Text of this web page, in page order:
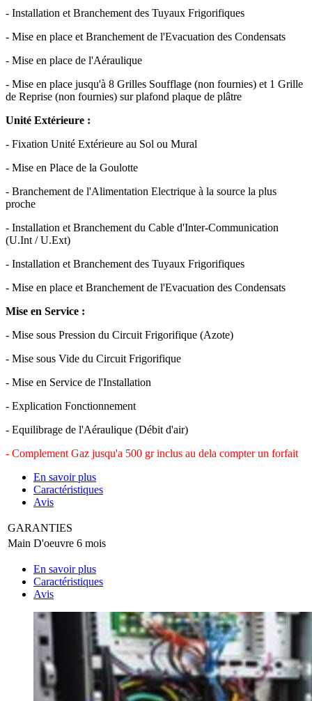
- Installation et Branchement des Tuyaux Frigorifiques
- Mise en place et Branchement de l'Evacuation des Condensats
- Mise en place de l'Aéraulique
- Mise en place jusqu'à 8 Grilles Soufflage (non fournies) et 1 Grille
de Reprise (non fournies) sur plafond plaque de plâtre
Unité Extérieure :
- Fixation Unité Extérieure au Sol ou Mural
- Mise en Place de la Goulotte
- Branchement de l'Alimentation Electrique à la source la plus
proche
- Installation et Branchement du Cable d'Inter-Communication
(U.Int / U.Ext)
- Installation et Branchement des Tuyaux Frigorifiques
- Mise en place et Branchement de l'Evacuation des Condensats
Mise en Service :
- Mise sous Pression du Circuit Frigorifique (Azote)
- Mise sous Vide du Circuit Frigorifique
- Mise en Service de l'Installation
- Explication Fonctionnement
- Equilibrage de l'Aéraulique (Débit d'air)
- Complement Gaz jusqu'a 500 gr inclus au dela compter un forfait
En savoir plus
Caractéristiques
Avis
GARANTIES
Main D'oeuvre 6 mois
En savoir plus
Caractéristiques
Avis